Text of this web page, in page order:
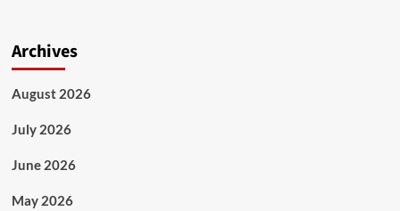
Archives
August 2026
July 2026
June 2026
May 2026